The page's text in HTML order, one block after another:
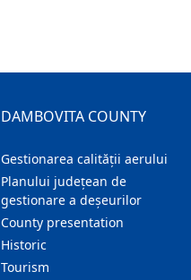
DAMBOVITA COUNTY
Gestionarea calității aerului
Planului județean de
gestionare a deșeurilor
County presentation
Historic
Tourism